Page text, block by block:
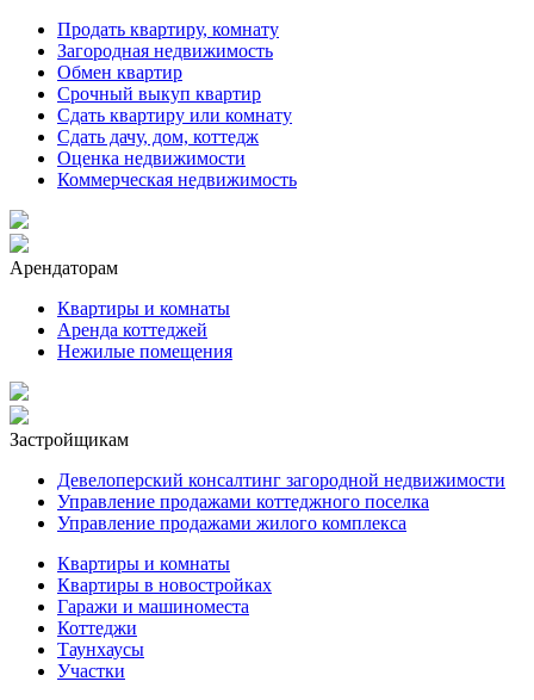
Продать квартиру, комнату
Загородная недвижимость
Обмен квартир
Срочный выкуп квартир
Сдать квартиру или комнату
Сдать дачу, дом, коттедж
Оценка недвижимости
Коммерческая недвижимость
Арендаторам
Квартиры и комнаты
Аренда коттеджей
Нежилые помещения
Застройщикам
Девелоперский консалтинг загородной недвижимости
Управление продажами коттеджного поселка
Управление продажами жилого комплекса
Квартиры и комнаты
Квартиры в новостройках
Гаражи и машиноместа
Коттеджи
Таунхаусы
Участки